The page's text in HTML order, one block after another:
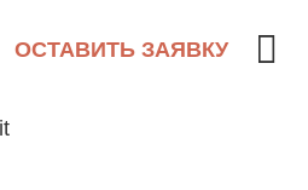
ОСТАВИТЬ ЗАЯВКУ